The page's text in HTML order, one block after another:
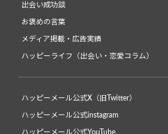
出会い成功談
お褒めの言葉
メディア掲載・広告実績
ハッピーライフ（出会い・恋愛コラム）
ハッピーメール公式X（旧Twitter）
ハッピーメール公式instagram
ハッピーメール公式YouTube